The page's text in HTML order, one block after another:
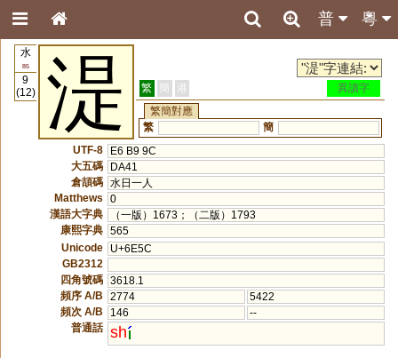
粵
普
水
85
9
(12)
湜 繁 簡 港
異讀字
繁簡對應
繁
簡
UTF-8
E6 B9 9C
大五碼
DA41
倉頡碼 水日一人
Matthews
0
漢語大字典
（一版）1673；（二版）1793
康熙字典 565
Unicode
U+6E5C
GB2312
四角號碼 3618.1
頻序 A/B
2774
5422
頻次 A/B
146
--
普通話 sh